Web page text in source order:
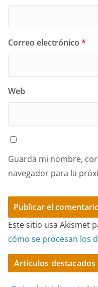
Correo electrónico *
Web
Guarda mi nombre,
navegador para la
Este sitio usa Akismet
cómo se procesan los
Articulos destacados